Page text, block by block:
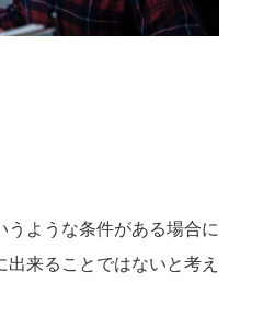
うような条件がある場合に
来ることではないと考え